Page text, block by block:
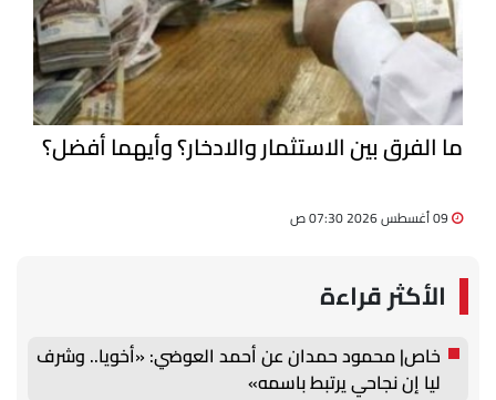
ما الفرق بين الاستثمار والادخار؟ وأيهما أفضل؟
الأكثر قراءة
خاص| محمود حمدان عن أحمد العوضي: «أخويا.. وشرف
ليا إن نجاحي يرتبط باسمه»